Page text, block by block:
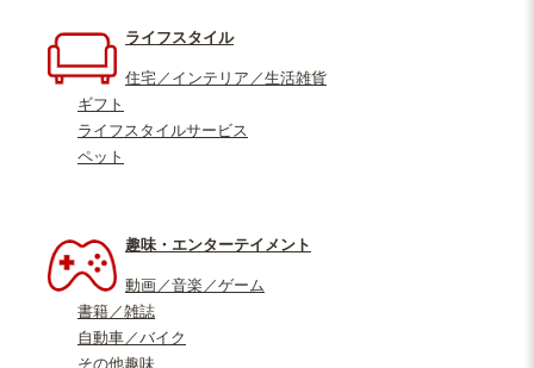
ライフスタイル
住宅／インテリア／生活雑貨
ギフト
ライフスタイルサービス
ペット
趣味・エンターテイメント
動画／音楽／ゲーム
書籍／雑誌
自動車／バイク
その他趣味